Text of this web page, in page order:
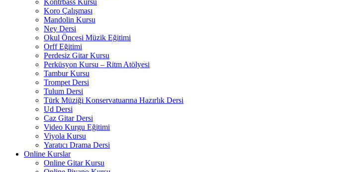
Kontrbass Kursu
Koro Çalışması
Mandolin Kursu
Ney Dersi
Okul Öncesi Müzik Eğitimi
Orff Eğitimi
Perdesiz Gitar Kursu
Perküsyon Kursu – Ritm Atölyesi
Tambur Kursu
Trompet Dersi
Tulum Dersi
Türk Müziği Konservatuarına Hazırlık Dersi
Ud Dersi
Caz Gitar Dersi
Video Kurgu Eğitimi
Viyola Kursu
Yaratıcı Drama Dersi
Online Kurslar
Online Gitar Kursu